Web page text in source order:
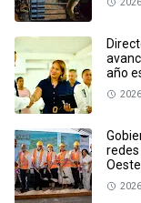
año
redes
Oeste